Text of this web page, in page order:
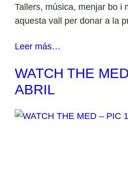
Tallers, música, menjar bo i
aquesta vall per donar a la
Leer más…
WATCH THE
ABRIL